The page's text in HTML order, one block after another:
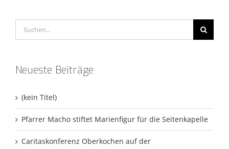
nach:
Neueste Beiträge
(kein Titel)
Pfarrer Macho stiftet Marienfigur für die Seitenkapelle
Caritaskonferenz Oberkochen auf der